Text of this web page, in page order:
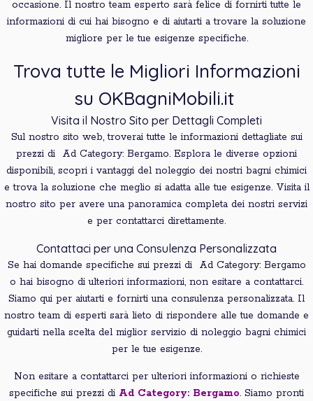
occasione. Il nostro team esperto sarà felice di fornirti tutte le
informazioni di cui hai bisogno e di aiutarti a trovare la soluzione
migliore per le tue esigenze specifiche.
Trova tutte le Migliori Informazioni
su OKBagniMobili.it
Visita il Nostro Sito per Dettagli Completi
Sul nostro sito web, troverai tutte le informazioni dettagliate sui
prezzi di Ad Category: Bergamo. Esplora le diverse opzioni
disponibili, scopri i vantaggi del noleggio dei nostri bagni chimici
e trova la soluzione che meglio si adatta alle tue esigenze. Visita il
nostro sito per avere una panoramica completa dei nostri servizi
e per contattarci direttamente.
Contattaci per una Consulenza Personalizzata
Se hai domande specifiche sui prezzi di Ad Category: Bergamo
o hai bisogno di ulteriori informazioni, non esitare a contattarci.
Siamo qui per aiutarti e fornirti una consulenza personalizzata. Il
nostro team di esperti sarà lieto di rispondere alle tue domande e
guidarti nella scelta del miglior servizio di noleggio bagni chimici
per le tue esigenze.
Non esitare a contattarci per ulteriori informazioni o richieste
specifiche sui prezzi di Ad Category: Bergamo. Siamo pronti